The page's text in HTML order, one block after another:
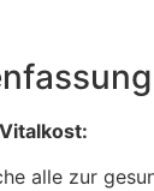
alle zur